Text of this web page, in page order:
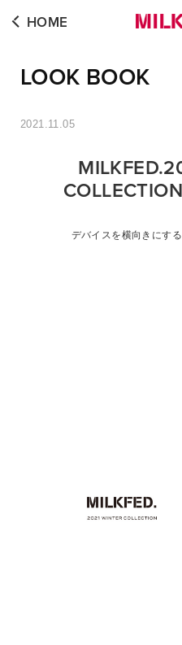
LOOK BOOK
HOME
2021.11.05
デバイスを横向きにす